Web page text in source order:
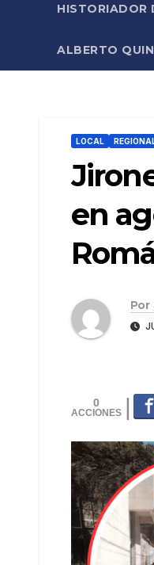
HISTORIADOR
ALBERTO
LOCAL
en
Por
0